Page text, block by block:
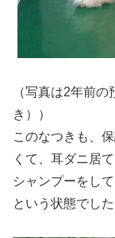
（写真は2年前
き））
このなつきも、
くて、耳ダニ居
シャンプーをし
という状態でした